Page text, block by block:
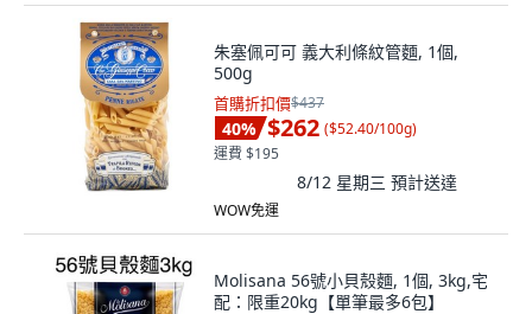
朱塞佩可可 義大利條紋管麵, 1個,
500g
首購折扣價$437
40% $262 ($52.40/100g)
運費 $195
8/12 星期三 預計送達
WOW免運
Molisana 56號小貝殼麵, 1個, 3kg,宅
配：限重20kg【單筆最多6包】